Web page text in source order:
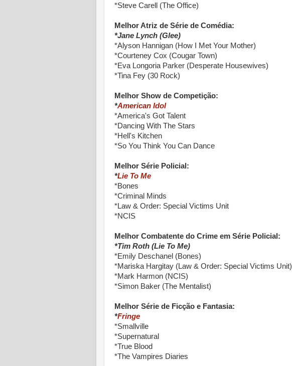
*Steve Carell (The Office)
Melhor Atriz de Série de Comédia:
*Jane Lynch (Glee)
*Alyson Hannigan (How I Met Your Mother)
*Courteney Cox (Cougar Town)
*Eva Longoria Parker (Desperate Housewives)
*Tina Fey (30 Rock)
Melhor Show de Competição:
*American Idol
*America's Got Talent
*Dancing With The Stars
*Hell's Kitchen
*So You Think You Can Dance
Melhor Série Policial:
*Lie To Me
*Bones
*Criminal Minds
*Law & Order: Special Victims Unit
*NCIS
Melhor Combatente do Crime em Série Policial:
*Tim Roth (Lie To Me)
*Emily Deschanel (Bones)
*Mariska Hargitay (Law & Order: Special Victims Unit)
*Mark Harmon (NCIS)
*Simon Baker (The Mentalist)
Melhor Série de Ficção e Fantasia:
*Fringe
*Smallville
*Supernatural
*True Blood
*The Vampires Diaries